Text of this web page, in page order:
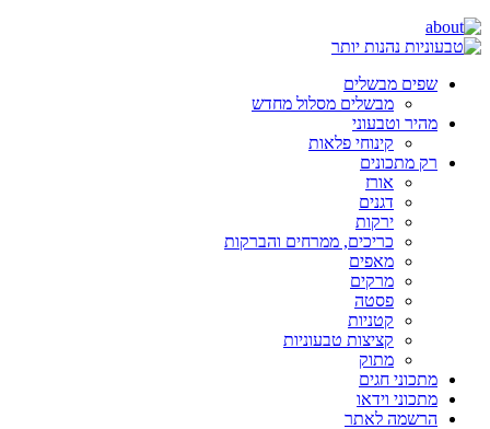
שפים מבשלים
מבשלים מסלול מחדש
מהיר וטבעוני
קינוחי פלאות
רק מתכונים
אורז
דגנים
ירקות
כריכים, ממרחים והברקות
מאפים
מרקים
פסטה
קטניות
קציצות טבעוניות
מתוק
מתכוני חגים
מתכוני וידאו
הרשמה לאתר